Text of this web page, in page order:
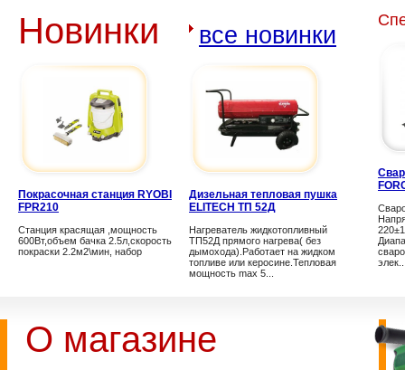
Новинки все новинки
Покрасочная станция RYOBI
FPR210
Станция красящая ,мощность
600Вт,объем бачка 2.5л,скорость
покраски 2.2м2\мин, набор
Дизельная тепловая пушка
ELITECH ТП 52Д
Нагреватель жидкотопливный
ТП52Д прямого нагрева( без
дымохода).Работает на жидком
топливе или керосине.Тепловая
мощность max 5...
О магазине